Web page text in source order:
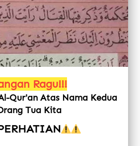
Ragu!!!
Qur'an Atas Nama Kedua
Tua Kita